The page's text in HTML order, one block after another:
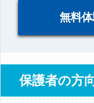
無料
保護者の方